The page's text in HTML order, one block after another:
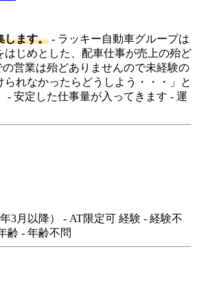
します。 - ラッキー自動車グループは
はじめとした、配車仕事が売上の殆ど
営業は殆どありませんので未経験の
れなかったらどうしよう・・・」と
- 安定した仕事量が入ってきます - 運
3月以降） - AT限定可 経験 - 経験不
齢 - 年齢不問